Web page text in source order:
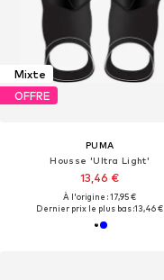
Mixte
OFFRE
PUMA
Housse 'Ultra Light'
13,46 €
À l'origine : 17,95 €
Dernier prix le plus bas :13,46 €